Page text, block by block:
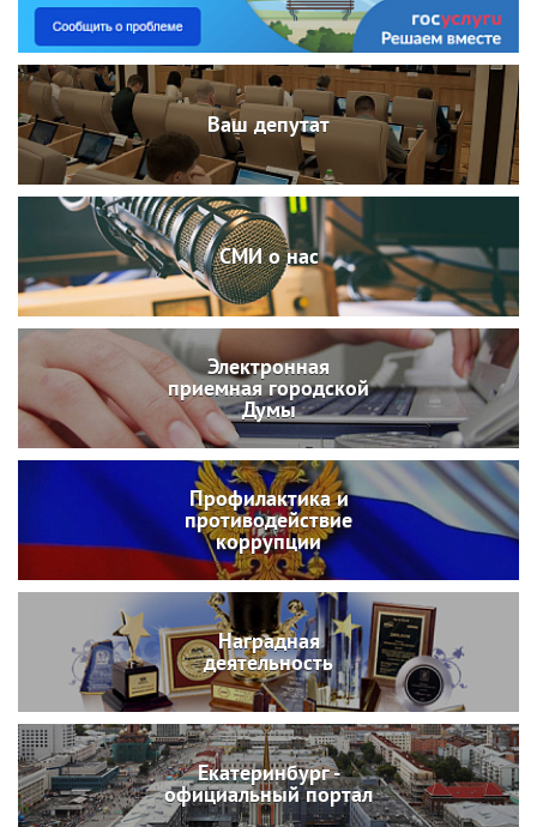
Ваш депутат
СМИ о нас
Электронная
приемная городской
Думы
Профилактика и
противодействие
коррупции
Наградная
деятельность
Екатеринбург -
официальный портал